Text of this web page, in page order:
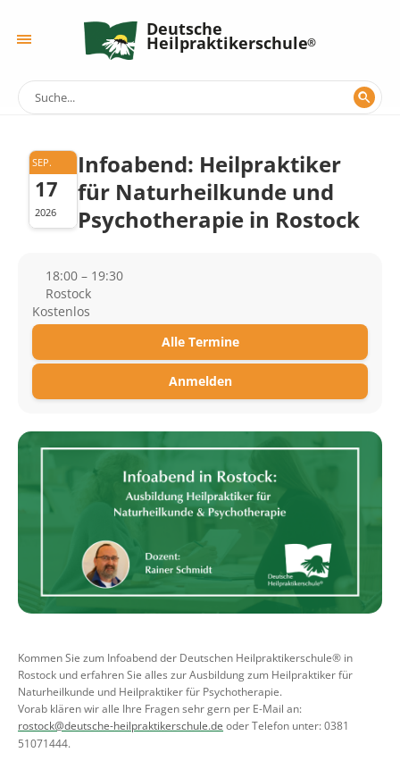
Deutsche
Heilpraktikerschule
SEP.
17
2026
Infoabend: Heilpraktiker
für Naturheilkunde und
Psychotherapie in Rostock
18:00 – 19:30
Rostock
Kostenlos
Alle Termine
Anmelden
Kommen Sie zum Infoabend der Deutschen Heilpraktikerschule® in
Rostock und erfahren Sie alles zur Ausbildung zum Heilpraktiker für
Naturheilkunde und Heilpraktiker für Psychotherapie.
Vorab klären wir alle Ihre Fragen sehr gern per E-Mail an:
rostock@deutsche-heilpraktikerschule.de oder Telefon unter: 0381
51071444.